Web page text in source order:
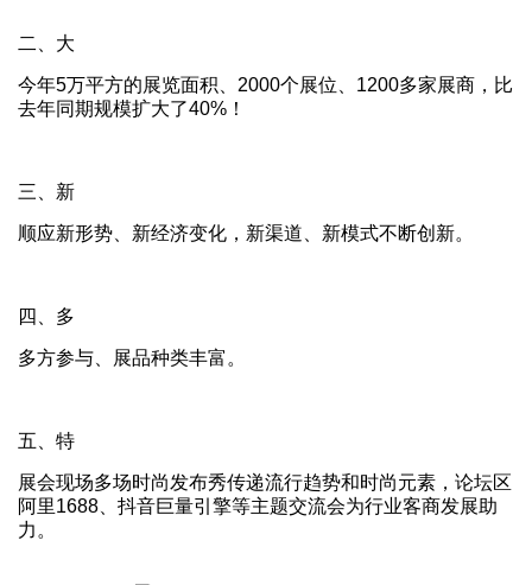
二、大
今年5万平方的展览面积、2000个展位、1200多家展商，比
去年同期规模扩大了40%！
三、新
顺应新形势、新经济变化，新渠道、新模式不断创新。
四、多
多方参与、展品种类丰富。
五、特
展会现场多场时尚发布秀传递流行趋势和时尚元素，论坛区
阿里1688、抖音巨量引擎等主题交流会为行业客商发展助
力。